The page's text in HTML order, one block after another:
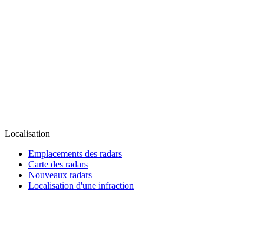
Localisation
Emplacements des radars
Carte des radars
Nouveaux radars
Localisation d'une infraction